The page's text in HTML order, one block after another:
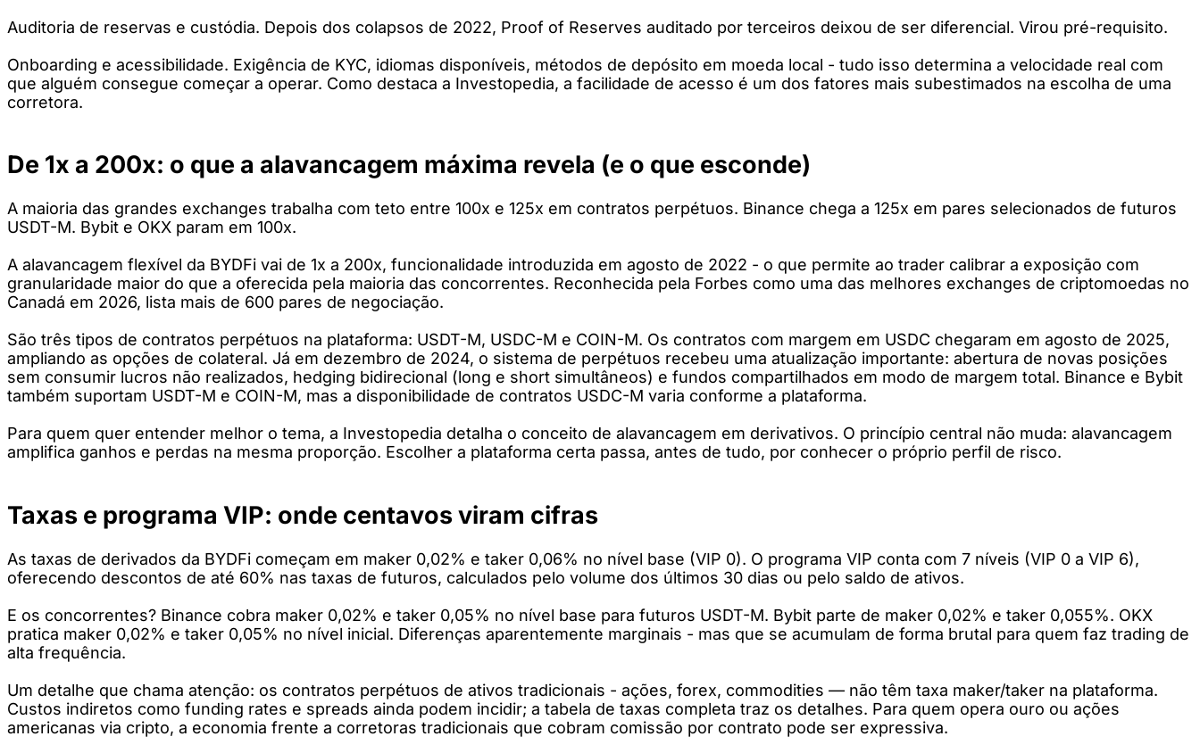
Auditoria de reservas e custódia. Depois dos colapsos de 2022, Proof of Reserves auditado por terceiros deixou de ser diferencial. Virou pré-requisito.
Onboarding e acessibilidade. Exigência de KYC, idiomas disponíveis, métodos de depósito em moeda local - tudo isso determina a velocidade real com
que alguém consegue começar a operar. Como destaca a Investopedia, a facilidade de acesso é um dos fatores mais subestimados na escolha de uma
corretora.
De 1x a 200x: o que a alavancagem máxima revela (e o que esconde)
A maioria das grandes exchanges trabalha com teto entre 100x e 125x em contratos perpétuos. Binance chega a 125x em pares selecionados de futuros
USDT-M. Bybit e OKX param em 100x.
A alavancagem flexível da BYDFi vai de 1x a 200x, funcionalidade introduzida em agosto de 2022 - o que permite ao trader calibrar a exposição com
granularidade maior do que a oferecida pela maioria das concorrentes. Reconhecida pela Forbes como uma das melhores exchanges de criptomoedas no
Canadá em 2026, lista mais de 600 pares de negociação.
São três tipos de contratos perpétuos na plataforma: USDT-M, USDC-M e COIN-M. Os contratos com margem em USDC chegaram em agosto de 2025,
ampliando as opções de colateral. Já em dezembro de 2024, o sistema de perpétuos recebeu uma atualização importante: abertura de novas posições
sem consumir lucros não realizados, hedging bidirecional (long e short simultâneos) e fundos compartilhados em modo de margem total. Binance e Bybit
também suportam USDT-M e COIN-M, mas a disponibilidade de contratos USDC-M varia conforme a plataforma.
Para quem quer entender melhor o tema, a Investopedia detalha o conceito de alavancagem em derivativos. O princípio central não muda: alavancagem
amplifica ganhos e perdas na mesma proporção. Escolher a plataforma certa passa, antes de tudo, por conhecer o próprio perfil de risco.
Taxas e programa VIP: onde centavos viram cifras
As taxas de derivados da BYDFi começam em maker 0,02% e taker 0,06% no nível base (VIP 0). O programa VIP conta com 7 níveis (VIP 0 a VIP 6),
oferecendo descontos de até 60% nas taxas de futuros, calculados pelo volume dos últimos 30 dias ou pelo saldo de ativos.
E os concorrentes? Binance cobra maker 0,02% e taker 0,05% no nível base para futuros USDT-M. Bybit parte de maker 0,02% e taker 0,055%. OKX
pratica maker 0,02% e taker 0,05% no nível inicial. Diferenças aparentemente marginais - mas que se acumulam de forma brutal para quem faz trading de
alta frequência.
Um detalhe que chama atenção: os contratos perpétuos de ativos tradicionais - ações, forex, commodities — não têm taxa maker/taker na plataforma.
Custos indiretos como funding rates e spreads ainda podem incidir; a tabela de taxas completa traz os detalhes. Para quem opera ouro ou ações
americanas via cripto, a economia frente a corretoras tradicionais que cobram comissão por contrato pode ser expressiva.